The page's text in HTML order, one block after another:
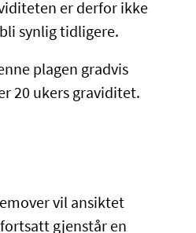
er derfor ikke
synlig tidligere.
plagen gradvis
20 ukers graviditet.
vil ansiktet
gjenstår en